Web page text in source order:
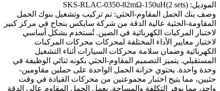
الموديل: SKS-RLAC-0350-82mΩ-150uH(2 sets)
وصف بنك الحمل المقاوم-الحثي: تم تركيب وتشغيل بنوك الحمل
المقاومة-الحثية عالية الدقة من شركة سايكس بنجاح في مركز كبير
لاختبار المركبات الكهربائية في الصين. تُستخدم بشكل أساسي
لاختبار معايير الأداء المختلفة لمحركات محركات المركبات
الكهربائية وضمان سلامة محركات السيارات أثناء التشغيل
المستقبلي. يتميز التصميم المقاوم-الحثي بكونه ثنائي الوظيفة في
وحدة واحدة. يحتوي خزانة الحمل الواحدة على حملين مقاومين-
حثيين، مما يتيح اختبار مجموعتين من محركات القيادة في وقت
واحد، مما يوفر التكلفة والمساحة. يعمل الحمل المقاوم عالي الدقة